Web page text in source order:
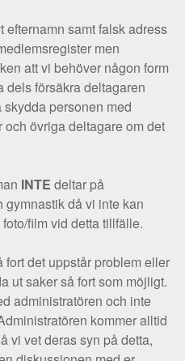
efternamn samt falsk adress
men
att vi behöver någon form
dels försäkra deltagaren
personen med
övriga deltagare om det
INTE deltar på
gymnastik då vi inte kan
film vid detta tillfälle.
fort det uppstår problem eller
ut saker så fort som möjligt.
administratören och inte
kommer alltid
vi vet deras syn på detta,